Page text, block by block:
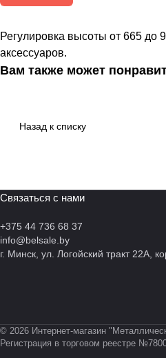
Регулировка высоты от 665
аксессуаров.
Вам также может
Назад к списку
Связаться с нами
+375 44 736 68 37
info@belsale.by
г. Минск, ул. Логойский тракт 22А,
© 2026 Интернет-магазин
Регистрация в торговом реестре